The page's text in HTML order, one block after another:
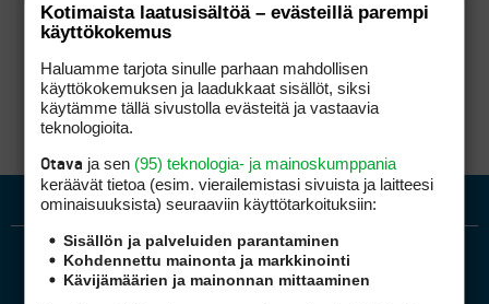
Kotimaista laatusisältöä – evästeillä parempi
käyttökokemus
Haluamme tarjota sinulle parhaan mahdollisen
käyttökokemuksen ja laadukkaat sisällöt, siksi
käytämme tällä sivustolla evästeitä ja vastaavia
teknologioita.
Otava ja sen (95) teknologia- ja mainoskumppania
keräävät tietoa (esim. vierailemis­tasi sivuista ja laitteesi
ominaisuuk­sista) seuraaviin käyttötarkoituksiin:
Sisällön ja palveluiden parantaminen
Kohdennettu mainonta ja markkinointi
Kävijämäärien ja mainonnan mittaaminen